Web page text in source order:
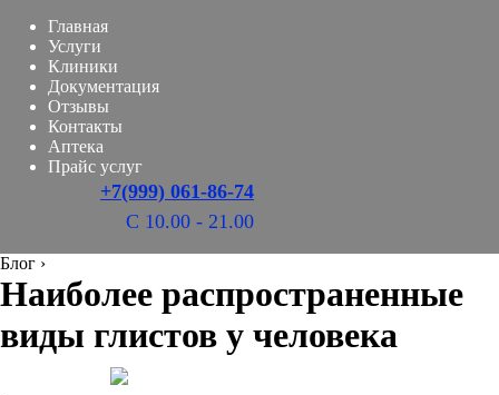
Главная
Услуги
Клиники
Документация
Отзывы
Контакты
Аптека
Прайс услуг
+7(999) 061-86-74
С 10.00 - 21.00
Блог ›
Наиболее распространенные
виды глистов у человека